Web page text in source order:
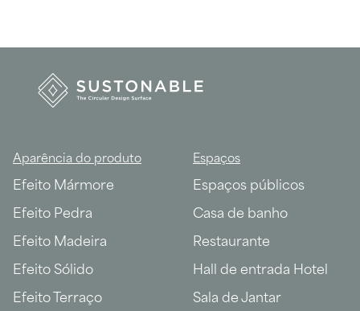
Aparência do produto
Efeito Mármore
Efeito Pedra
Efeito Madeira
Efeito Sólido
Efeito Terraço
Espaços
Espaços públicos
Casa de banho
Restaurante
Hall de entrada Hotel
Sala de Jantar